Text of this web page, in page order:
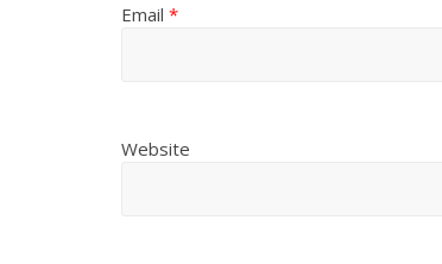
Email *
Website